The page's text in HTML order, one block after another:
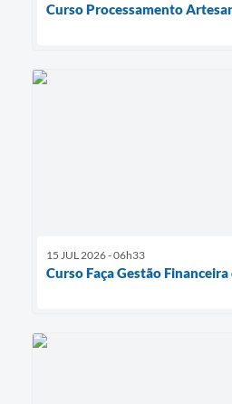
Curso Processamento
15 JUL 2026 - 06h33
Curso Faça Gestão